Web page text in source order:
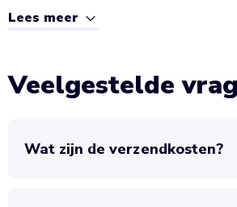
Lees meer
Veelgestelde
Wat zijn de verzendkosten?